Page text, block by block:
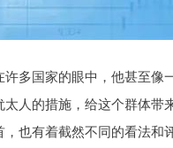
多国家的眼中，他甚至像
人的措施，给这个群体带
也有着截然不同的看法和